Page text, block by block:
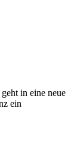
in eine neue
ein